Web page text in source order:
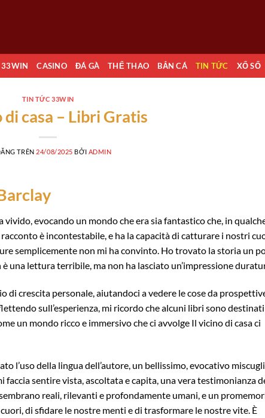
33WIN CASINO ĐÁ GÀ THỂ THAO BẮN CÁ TIN TỨC XỔ SỐ
TIN TỨC 33WIN
di casa – Libri Gratis
TRÊN 24/08/2025 BỞI ADMIN
vivido, evocando un mondo che era sia fantastico che, in
è incontestabile, e ha la capacità di catturare i nostri
semplicemente non mi ha convinto. Ho trovato la storia un
una lettura terribile, ma non ha lasciato un’impressione
di crescita personale, aiutandoci a vedere le cose da
sull’esperienza, mi ricordo che alcuni libri sono
un mondo ricco e immersivo che ci avvolge Il vicino di casa ci
l’uso della lingua dell’autore, un bellissimo, evocativo
faccia sentire vista, ascoltata e capita, una vera testimonianza
reali, rilevanti e profondamente umani, e un
di sfidare le nostre menti e di trasformare le nostre vite. È